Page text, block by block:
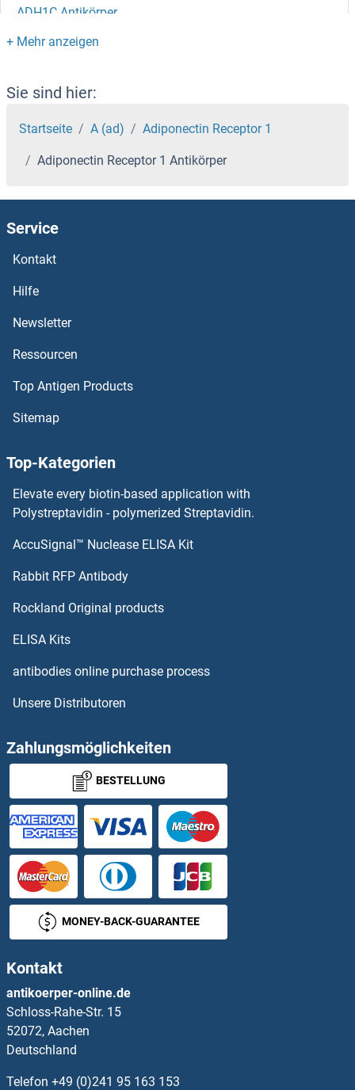
ADH1C Antikörper
ADH1B Antikörper
ADH1A Antikörper
ADH1 Antikörper
Adenylosuccinate Lyase Antikörper
Adenylate Kinase 3 Antikörper
Adenylate Kinase 2 Antikörper
Adenylate Kinase 1 Antikörper
Adenosine A3 Receptor Antikörper
Adiponectin Receptor 2 Antikörper
Adipsin Antikörper
ADK Antikörper
ADMA Antikörper
ADNP Antikörper
ADNP Homeobox 2 Antikörper
ADO Antikörper
ADORA1 Antikörper
ADP-Ribosylation Factor 3 Antikörper
ADP-Ribosylation Factor 6 Antikörper
Sie sind hier:
Startseite A (ad) Adiponectin Receptor 1
Adiponectin Receptor 1 Antikörper
Service
Kontakt
Hilfe
Newsletter
Ressourcen
Top Antigen Products
Sitemap
Top-Kategorien
Elevate every biotin-based application with
Polystreptavidin - polymerized Streptavidin.
AccuSignal™ Nuclease ELISA Kit
Rabbit RFP Antibody
Rockland Original products
ELISA Kits
antibodies online purchase process
Unsere Distributoren
Zahlungsmöglichkeiten
BESTELLUNG
MONEY-BACK-GUARANTEE
Kontakt
antikoerper-online.de
Schloss-Rahe-Str. 15
52072, Aachen
Deutschland
Telefon +49 (0)241 95 163 153